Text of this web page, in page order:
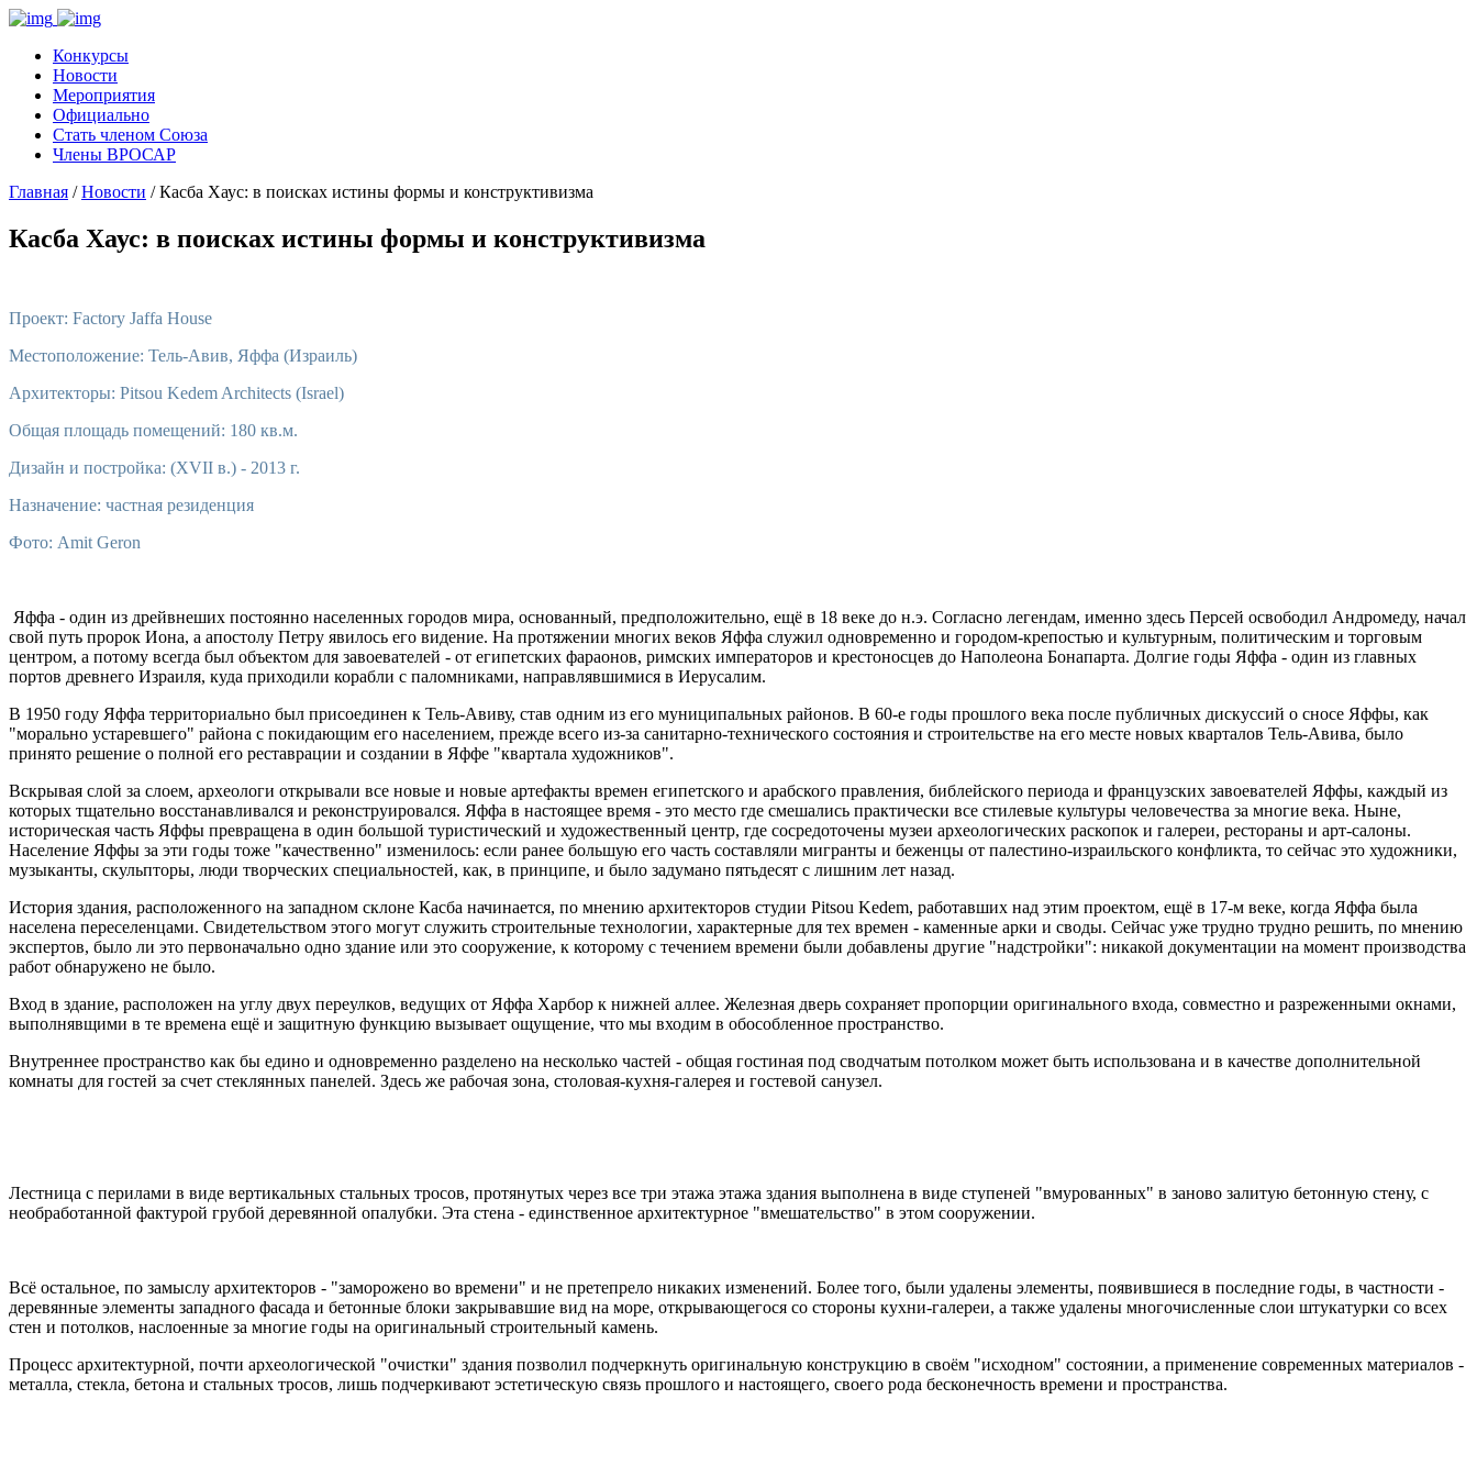
Конкурсы
Новости
Мероприятия
Официально
Стать членом Союза
Члены ВРОСАР
Главная /Новости / Касба Хаус: в поисках истины формы и конструктивизма
Касба Хаус: в поисках истины формы и конструктивизма
Проект: Factory Jaffa House
Местоположение: Тель-Авив, Яффа (Израиль)
Архитекторы: Pitsou Kedem Architects (Israel)
Общая площадь помещений: 180 кв.м.
Дизайн и постройка: (XVII в.) - 2013 г.
Назначение: частная резиденция
Фото: Amit Geron
Яффа - один из дрейвнеших постоянно населенных городов мира, основанный, предположительно, ещё в 18 веке до н.э. Согласно легендам, именно здесь Персей освободил Андромеду, начал
свой путь пророк Иона, а апостолу Петру явилось его видение. На протяжении многих веков Яффа служил одновременно и городом-крепостью и культурным, политическим и торговым
центром, а потому всегда был объектом для завоевателей - от египетских фараонов, римских императоров и крестоносцев до Наполеона Бонапарта. Долгие годы Яффа - один из главных
портов древнего Израиля, куда приходили корабли с паломниками, направлявшимися в Иерусалим.
В 1950 году Яффа территориально был присоединен к Тель-Авиву, став одним из его муниципальных районов. В 60-е годы прошлого века после публичных дискуссий о сносе Яффы, как
"морально устаревшего" района с покидающим его населением, прежде всего из-за санитарно-технического состояния и строительстве на его месте новых кварталов Тель-Авива, было
принято решение о полной его реставрации и создании в Яффе "квартала художников".
Вскрывая слой за слоем, археологи открывали все новые и новые артефакты времен египетского и арабского правления, библейского периода и французских завоевателей Яффы, каждый из
которых тщательно восстанавливался и реконструировался. Яффа в настоящее время - это место где смешались практически все стилевые культуры человечества за многие века. Ныне,
историческая часть Яффы превращена в один большой туристический и художественный центр, где сосредоточены музеи археологических раскопок и галереи, рестораны и арт-салоны.
Население Яффы за эти годы тоже "качественно" изменилось: если ранее большую его часть составляли мигранты и беженцы от палестино-израильского конфликта, то сейчас это художники,
музыканты, скульпторы, люди творческих специальностей, как, в принципе, и было задумано пятьдесят с лишним лет назад.
История здания, расположенного на западном склоне Касба начинается, по мнению архитекторов студии Pitsou Kedem, работавших над этим проектом, ещё в 17-м веке, когда Яффа была
населена переселенцами. Свидетельством этого могут служить строительные технологии, характерные для тех времен - каменные арки и своды. Сейчас уже трудно трудно решить, по мнению
экспертов, было ли это первоначально одно здание или это сооружение, к которому с течением времени были добавлены другие "надстройки": никакой документации на момент производства
работ обнаружено не было.
Вход в здание, расположен на углу двух переулков, ведущих от Яффа Харбор к нижней аллее. Железная дверь сохраняет пропорции оригинального входа, совместно и разреженными окнами,
выполнявщими в те времена ещё и защитную функцию вызывает ощущение, что мы входим в обособленное пространство.
Внутреннее пространство как бы едино и одновременно разделено на несколько частей - общая гостиная под сводчатым потолком может быть использована и в качестве дополнительной
комнаты для гостей за счет стеклянных панелей. Здесь же рабочая зона, столовая-кухня-галерея и гостевой санузел.
Лестница с перилами в виде вертикальных стальных тросов, протянутых через все три этажа этажа здания выполнена в виде ступеней "вмурованных" в заново залитую бетонную стену, с
необработанной фактурой грубой деревянной опалубки. Эта стена - единственное архитектурное "вмешательство" в этом сооружении.
Всё остальное, по замыслу архитекторов - "заморожено во времени" и не претепрело никаких изменений. Более того, были удалены элементы, появившиеся в последние годы, в частности -
деревянные элементы западного фасада и бетонные блоки закрывавшие вид на море, открывающегося со стороны кухни-галереи, а также удалены многочисленные слои штукатурки со всех
стен и потолков, наслоенные за многие годы на оригинальный строительный камень.
Процесс архитектурной, почти археологической "очистки" здания позволил подчеркнуть оригинальную конструкцию в своём "исходном" состоянии, а применение современных материалов -
металла, стекла, бетона и стальных тросов, лишь подчеркивают эстетическую связь прошлого и настоящего, своего рода бесконечность времени и пространства.